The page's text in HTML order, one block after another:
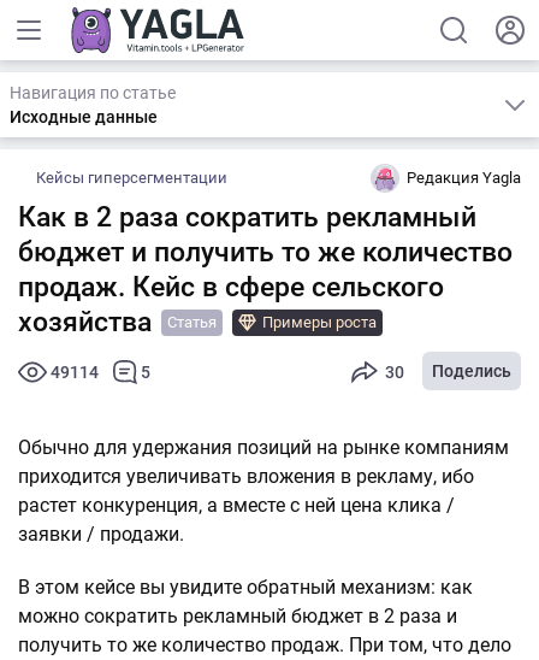
Навигация по статье
Исходные данные
Кейсы гиперсегментации Редакция Yagla
Как в 2 раза сократить рекламный
бюджет и получить то же количество
продаж. Кейс в сфере сельского
хозяйства
Статья Примеры роста
49114 5 30 Поделись
Обычно для удержания позиций на рынке компаниям
приходится увеличивать вложения в рекламу, ибо
растет конкуренция, а вместе с ней цена клика /
заявки / продажи.
В этом кейсе вы увидите обратный механизм: как
можно сократить рекламный бюджет в 2 раза и
получить то же количество продаж. При том, что дело